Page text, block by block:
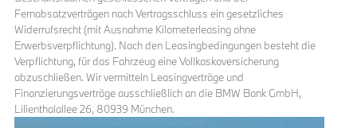
Fernabsatzverträgen nach Vertragsschluss ein gesetzliches
Widerrufsrecht (mit Ausnahme Kilometerleasing ohne
Erwerbsverpflichtung). Nach den Leasingbedingungen besteht die
Verpflichtung, für das Fahrzeug eine Vollkaskoversicherung
abzuschließen. Wir vermitteln Leasingverträge und
Finanzierungsverträge ausschließlich an die BMW Bank GmbH,
Lilienthalallee 26, 80939 München.